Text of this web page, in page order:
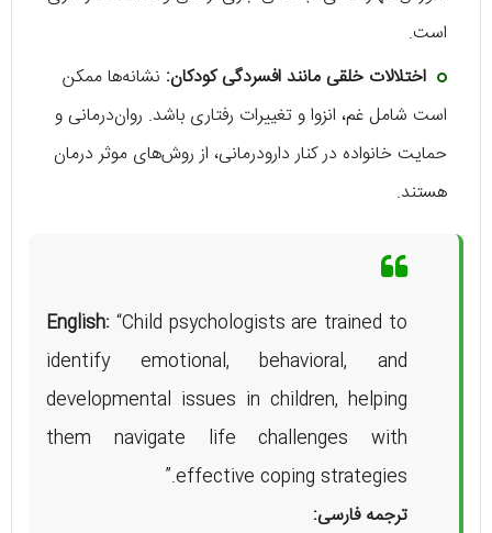
است.
اختلالات خلقی مانند افسردگی کودکان: نشانه‌ها ممکن
است شامل غم، انزوا و تغییرات رفتاری باشد. روان‌درمانی و
حمایت خانواده در کنار دارودرمانی، از روش‌های موثر درمان
هستند.
English: “Child psychologists are trained to
identify emotional, behavioral, and
developmental issues in children, helping
them navigate life challenges with
effective coping strategies.”
ترجمه فارسی: